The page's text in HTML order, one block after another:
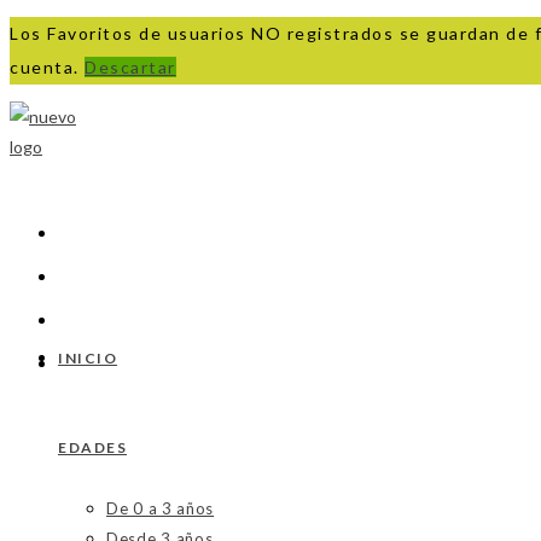
Los Favoritos de usuarios NO registrados se guardan
cuenta. Descartar
Ir
al
INICIO
EDADES
De 0 a 3 años